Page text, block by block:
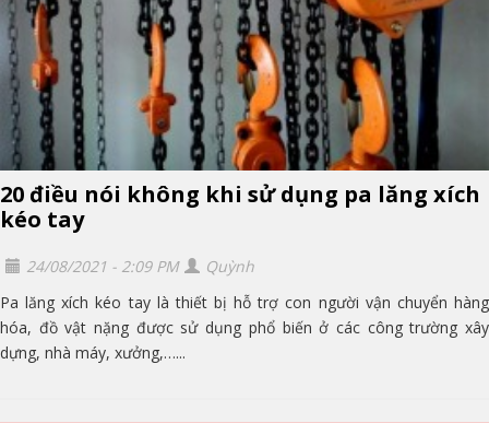
20 điều nói không khi sử dụng pa lăng xích
kéo tay
24/08/2021 - 2:09 PM
Quỳnh
Pa lăng xích kéo tay là thiết bị hỗ trợ con người vận chuyển hàng
hóa, đồ vật nặng được sử dụng phổ biến ở các công trường xây
dựng, nhà máy, xưởng,…...